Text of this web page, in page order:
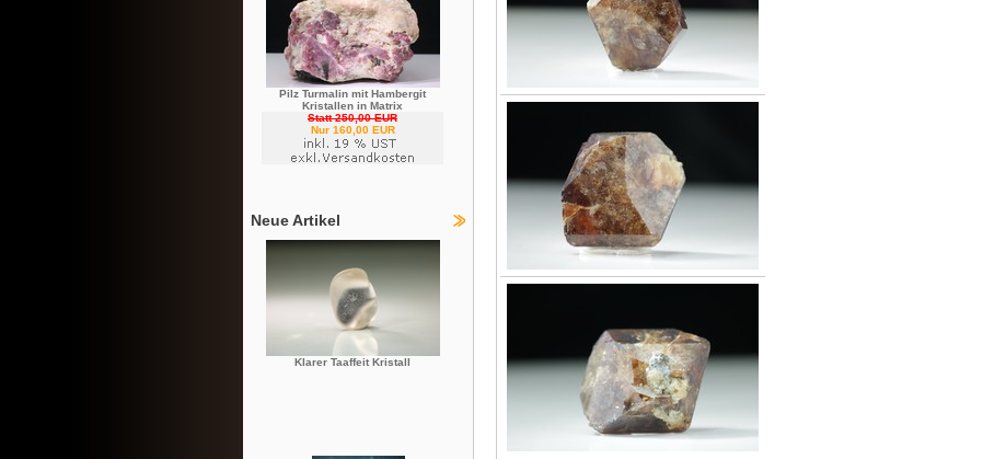
Pilz Turmalin mit Hambergit
Kristallen in Matrix
Statt 250,00 EUR
Nur 160,00 EUR
Neue Artikel
Klarer Taaffeit Kristall